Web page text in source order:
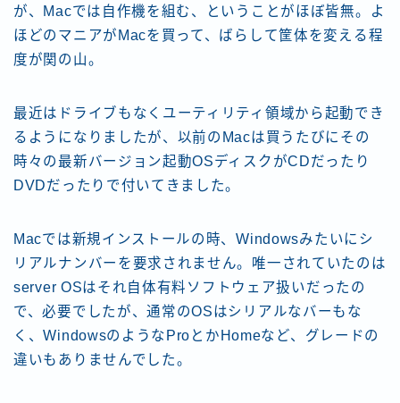
が、Macでは自作機を組む、ということがほぼ皆無。よ
ほどのマニアがMacを買って、ばらして筐体を変える程
度が関の山。
最近はドライブもなくユーティリティ領域から起動でき
るようになりましたが、以前のMacは買うたびにその
時々の最新バージョン起動OSディスクがCDだったり
DVDだったりで付いてきました。
Macでは新規インストールの時、Windowsみたいにシ
リアルナンバーを要求されません。唯一されていたのは
server OSはそれ自体有料ソフトウェア扱いだったの
で、必要でしたが、通常のOSはシリアルなバーもな
く、WindowsのようなProとかHomeなど、グレードの
違いもありませんでした。